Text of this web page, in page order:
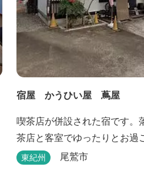
宿屋 かうひい屋 蔦屋
喫茶店が併設された宿です。
茶店と客室でゆったりとお過
東紀州 尾鷲市